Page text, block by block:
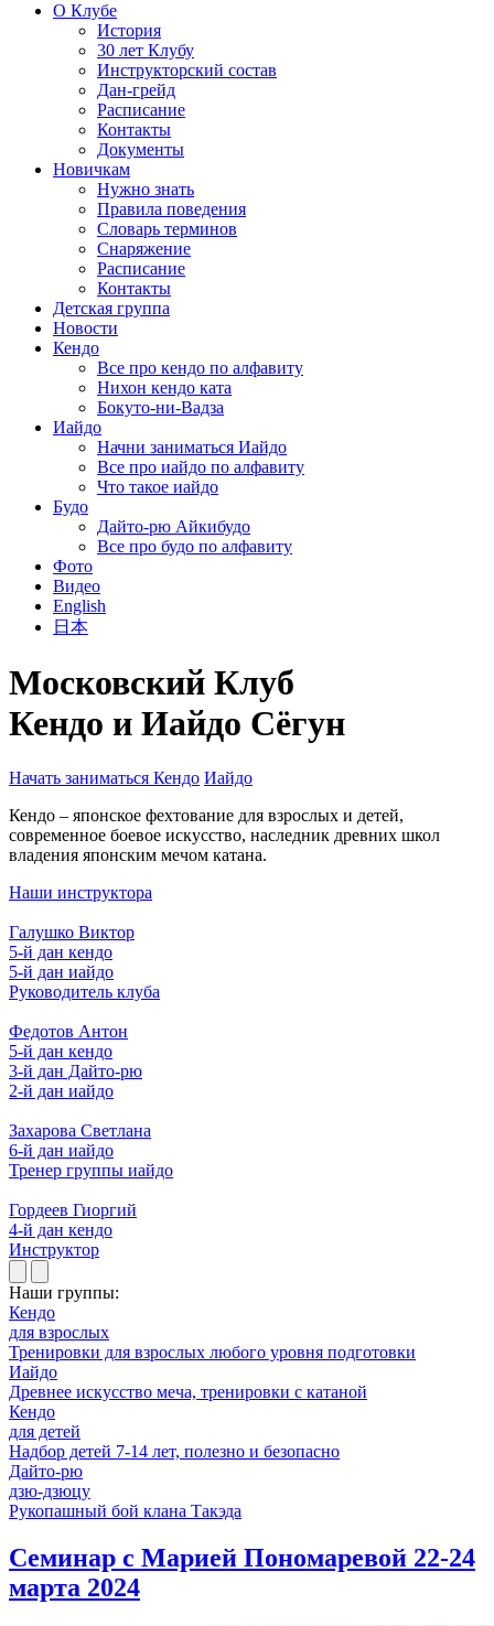
О Клубе
История
30 лет Клубу
Инструкторский состав
Дан-грейд
Расписание
Контакты
Документы
Новичкам
Нужно знать
Правила поведения
Словарь терминов
Снаряжение
Расписание
Контакты
Детская группа
Новости
Кендо
Все про кендо по алфавиту
Нихон кендо ката
Бокуто-ни-Вадза
Иайдо
Начни заниматься Иайдо
Все про иайдо по алфавиту
Что такое иайдо
Будо
Дайто-рю Айкибудо
Все про будо по алфавиту
Фото
Видео
English
日本
Московский Клуб
Кендо и Иайдо Сёгун
Начать заниматься Кендо Иайдо
Кендо – японское фехтование для взрослых и детей,
современное боевое искусство, наследник древних школ
владения японским мечом катана.
Наши инструктора
Галушко Виктор
5-й дан кендо
5-й дан иайдо
Руководитель клуба
Федотов Антон
5-й дан кендо
3-й дан Дайто-рю
2-й дан иайдо
Захарова Светлана
6-й дан иайдо
Тренер группы иайдо
Гордеев Гиоргий
4-й дан кендо
Инструктор
Наши группы:
Кендо
для взрослых
Тренировки для взрослых любого уровня подготовки
Иайдо
Древнее искусство меча, тренировки с катаной
Кендо
для детей
Надбор детей 7-14 лет, полезно и безопасно
Дайто-рю
дзю-дзюцу
Рукопашный бой клана Такэда
Семинар с Марией Пономаревой 22-24
марта 2024